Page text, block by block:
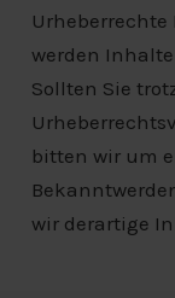
Urheberrechte
werden
Sollten Sie
bitten wir um
wir derartige